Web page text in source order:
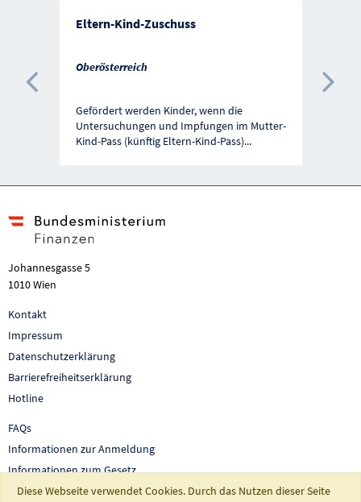
Eltern-Kind-Zuschuss
Oberösterreich
Gefördert werden Kinder, wenn die
Untersuchungen und Impfungen im Mutter-
Kind-Pass (künftig Eltern-Kind-Pass)...
Vorherige Förderung
Johannesgasse 5
1010 Wien
Kontakt
Impressum
Datenschutzerklärung
Barrierefreiheitserklärung
Hotline
FAQs
Informationen zur Anmeldung
Informationen zum Gesetz
Auswertungen und Berichte
Diese Webseite verwendet Cookies. Durch das Nutzen dieser Seite